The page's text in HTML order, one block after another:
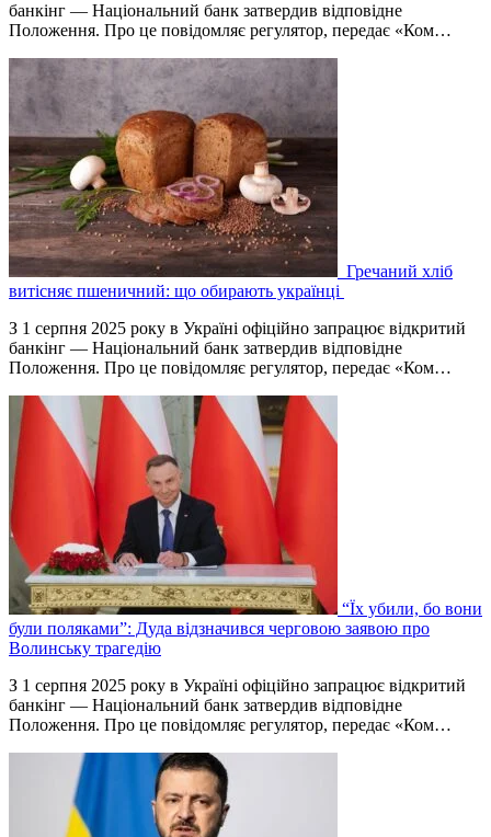
банкінг — Національний банк затвердив відповідне
Положення. Про це повідомляє регулятор, передає «Ком…
Гречаний хліб
витісняє пшеничний: що обирають українці
З 1 серпня 2025 року в Україні офіційно запрацює відкритий
банкінг — Національний банк затвердив відповідне
Положення. Про це повідомляє регулятор, передає «Ком…
“Їх убили, бо вони
були поляками”: Дуда відзначився черговою заявою про
Волинську трагедію
З 1 серпня 2025 року в Україні офіційно запрацює відкритий
банкінг — Національний банк затвердив відповідне
Положення. Про це повідомляє регулятор, передає «Ком…